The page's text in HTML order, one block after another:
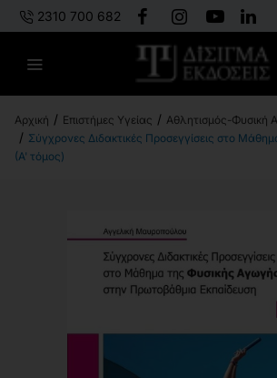
2310 700 682
o
m
Επιστήμες Υγείας
Αθλητισμός-Φυσική
Σύγχρονες Διδακτικές Προσεγγίσεις στο
(Α' τόμος)